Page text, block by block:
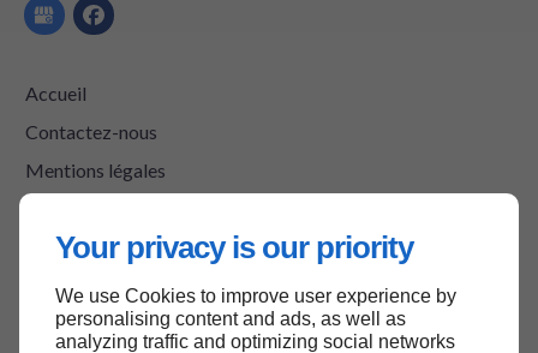
Your privacy is our priority
We use Cookies to improve user experience by
personalising content and ads, as well as
analyzing traffic and optimizing social networks
Accueil
Contactez-nous
Mentions légales
Haut de page